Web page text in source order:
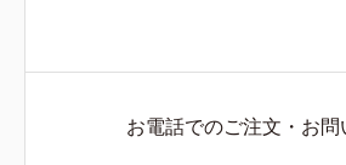
お電話でのご注文・お